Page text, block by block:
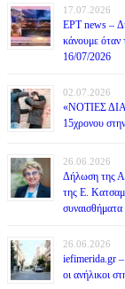
17.07.2026
ΕΡΤ news –
κάνουμε όταν
16/07/2026
02.07.2026
«ΝΟΤΙΕΣ
15χρονου
26.06.2026
Δήλωση της
της Ε.
26.06.2026
iefimerida.gr –
οι ανήλικοι